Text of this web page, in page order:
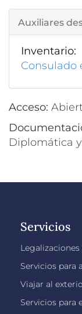
Auxiliares
Inventario:
Consulado
Acceso:
Diplomática
Servicios
Servicios para
Viajar al
Servicios para